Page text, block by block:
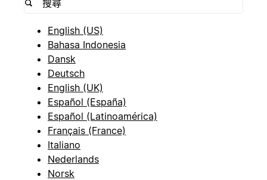
English (US)
Bahasa Indonesia
Dansk
Deutsch
English (UK)
Español (España)
Español (Latinoamérica)
Français (France)
Italiano
Nederlands
Norsk